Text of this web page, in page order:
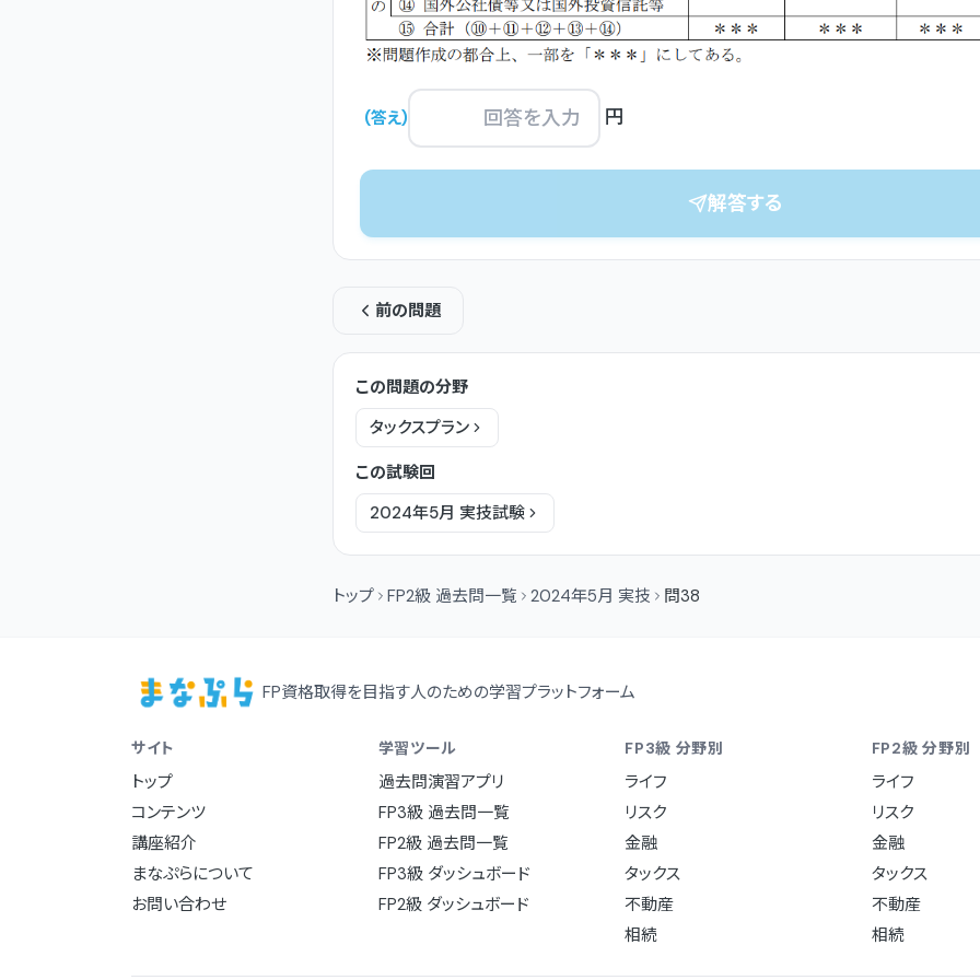
(答え) 円
解答する
前の問題
この問題の分野
タックスプラン
この試験回
2024年5月 実技試験
トップ FP2級 過去問一覧 2024年5月 実技 問38
FP資格取得を目指す人のための学習プラットフォーム
サイト
トップ
コンテンツ
講座紹介
まなぷらについて
お問い合わせ
学習ツール
過去問演習アプリ
FP3級 過去問一覧
FP2級 過去問一覧
FP3級 ダッシュボード
FP2級 ダッシュボード
FP3級 分野別
ライフ
リスク
金融
タックス
不動産
相続
FP2級 分野別
ライフ
リスク
金融
タックス
不動産
相続